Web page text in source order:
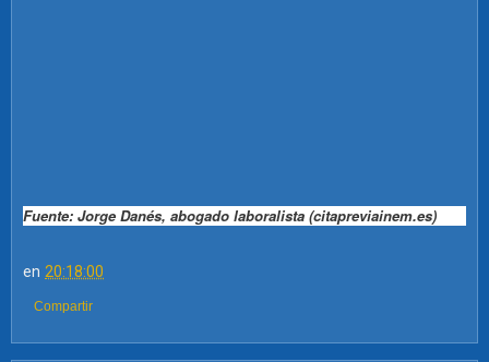
Fuente: Jorge Danés, abogado laboralista (citapreviainem.es)
en 20:18:00
Compartir